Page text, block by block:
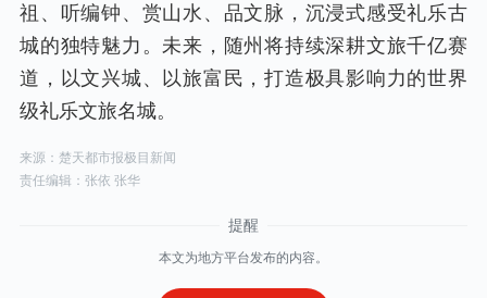
祖、听编钟、赏山水、品文脉，沉浸式感受礼乐古
城的独特魅力。未来，随州将持续深耕文旅千亿赛
道，以文兴城、以旅富民，打造极具影响力的世界
级礼乐文旅名城。
来源：楚天都市报极目新闻
责任编辑：张依 张华
本文为地方平台发布的内容。